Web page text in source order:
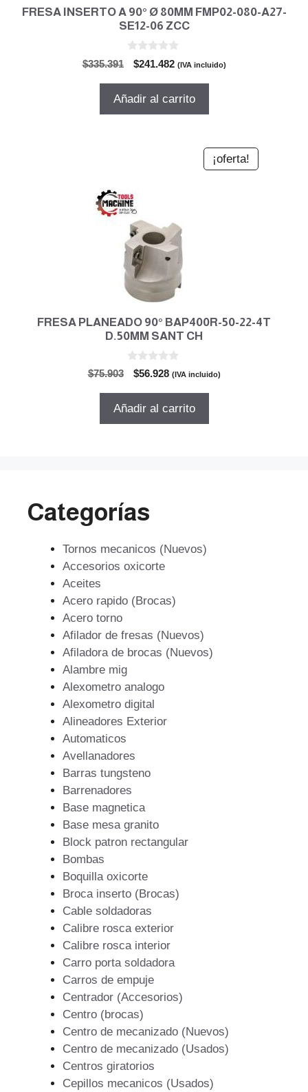
FRESA INSERTO A 90° Ø 80MM FMP02-080-A27-
SE12-06 ZCC
$335.391
El
original
$241.482El
actual
(IVA incluido)
Añadir al carrito
¡oferta!
FRESA PLANEADO 90° BAP400R-50-22-4T
D.50MM SANT CH
$75.903
El
original
$56.928El
actual
(IVA incluido)
Añadir al carrito
Categorías
Tornos mecanicos (Nuevos)
Accesorios oxicorte
Aceites
Acero rapido (Brocas)
Acero torno
Afilador de fresas (Nuevos)
Afiladora de brocas (Nuevos)
Alambre mig
Alexometro analogo
Alexometro digital
Alineadores Exterior
Automaticos
Avellanadores
Barras tungsteno
Barrenadores
Base magnetica
Base mesa granito
Block patron rectangular
Bombas
Boquilla oxicorte
Broca inserto (Brocas)
Cable soldadoras
Calibre rosca exterior
Calibre rosca interior
Carro porta soldadora
Carros de empuje
Centrador (Accesorios)
Centro (brocas)
Centro de mecanizado (Nuevos)
Centro de mecanizado (Usados)
Centros giratorios
Cepillos mecanicos (Usados)